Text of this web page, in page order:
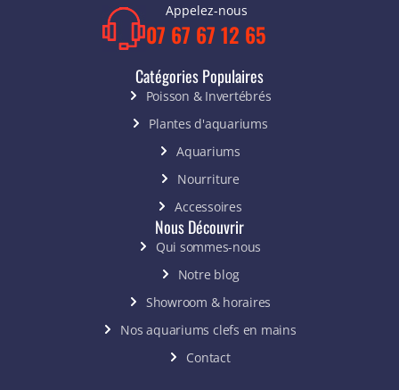
Appelez-nous
07 67 67 12 65
Catégories Populaires
Poisson & Invertébrés
Plantes d'aquariums
Aquariums
Nourriture
Accessoires
Nous Découvrir
Qui sommes-nous
Notre blog
Showroom & horaires
Nos aquariums clefs en mains
Contact